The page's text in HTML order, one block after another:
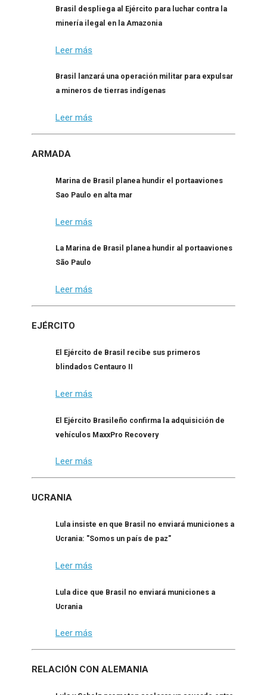
Brasil despliega al Ejército para luchar contra la
minería ilegal en la Amazonia
Leer más
Brasil lanzará una operación militar para expulsar
a mineros de tierras indígenas
Leer más
ARMADA
Marina de Brasil planea hundir el portaaviones
Sao Paulo en alta mar
Leer más
La Marina de Brasil planea hundir al portaaviones
São Paulo
Leer más
EJÉRCITO
El Ejército de Brasil recibe sus primeros
blindados Centauro II
Leer más
El Ejército Brasileño confirma la adquisición de
vehículos MaxxPro Recovery
Leer más
UCRANIA
Lula insiste en que Brasil no enviará municiones a
Ucrania: "Somos un país de paz"
Leer más
Lula dice que Brasil no enviará municiones a
Ucrania
Leer más
RELACIÓN CON ALEMANIA